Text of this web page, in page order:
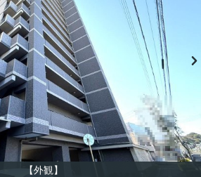
【外観】